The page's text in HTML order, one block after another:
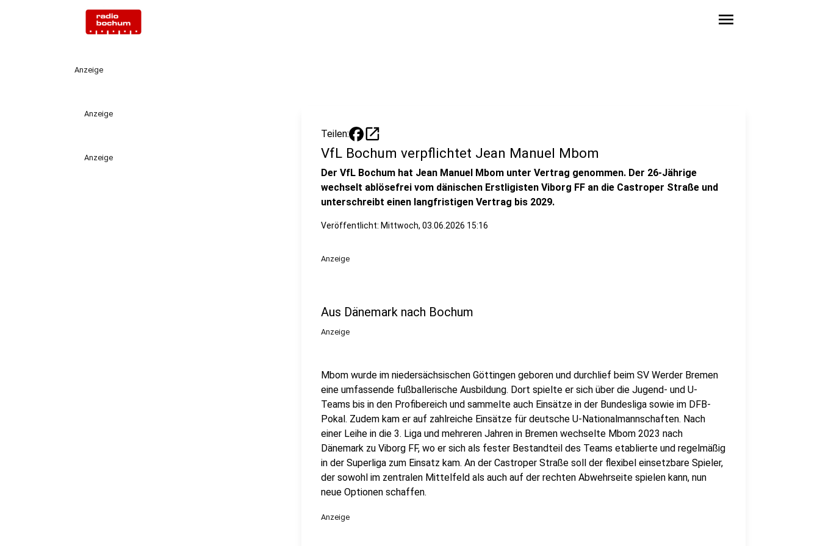
menu
Anzeige
Anzeige
Anzeige
Teilen: open_in_new
VfL Bochum verpflichtet Jean Manuel Mbom
Der VfL Bochum hat Jean Manuel Mbom unter Vertrag genommen. Der 26-Jährige
wechselt ablösefrei vom dänischen Erstligisten Viborg FF an die Castroper Straße und
unterschreibt einen langfristigen Vertrag bis 2029.
Veröffentlicht: Mittwoch, 03.06.2026 15:16
Anzeige
Aus Dänemark nach Bochum
Anzeige
Mbom wurde im niedersächsischen Göttingen geboren und durchlief beim SV Werder Bremen
eine umfassende fußballerische Ausbildung. Dort spielte er sich über die Jugend- und U-
Teams bis in den Profibereich und sammelte auch Einsätze in der Bundesliga sowie im DFB-
Pokal. Zudem kam er auf zahlreiche Einsätze für deutsche U-Nationalmannschaften. Nach
einer Leihe in die 3. Liga und mehreren Jahren in Bremen wechselte Mbom 2023 nach
Dänemark zu Viborg FF, wo er sich als fester Bestandteil des Teams etablierte und regelmäßig
in der Superliga zum Einsatz kam. An der Castroper Straße soll der flexibel einsetzbare Spieler,
der sowohl im zentralen Mittelfeld als auch auf der rechten Abwehrseite spielen kann, nun
neue Optionen schaffen.
Anzeige